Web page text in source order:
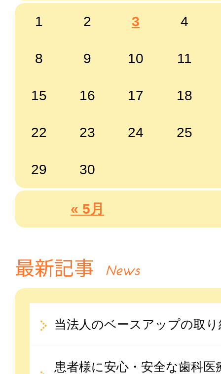
« 5月
1 2 3 4
8 9 10 11
15 16 17 18
22 23 24 25
29 30
最新記事 News
当法人のベースアップの取
患者様に安心・安全な歯科